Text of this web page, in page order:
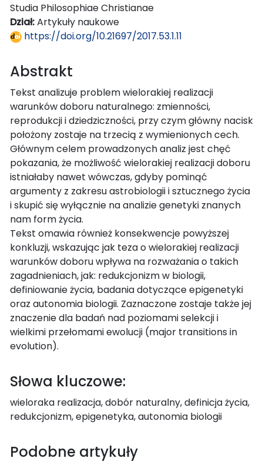
Studia Philosophiae Christianae
Dział:Artykuły naukowe
https://doi.org/10.21697/2017.53.1.11
Abstrakt
Tekst analizuje problem wielorakiej realizacji
warunków doboru naturalnego: zmienności,
reprodukcji i dziedziczności, przy czym główny nacisk
położony zostaje na trzecią z wymienionych cech.
Głównym celem prowadzonych analiz jest chęć
pokazania, że możliwość wielorakiej realizacji doboru
istniałaby nawet wówczas, gdyby pominąć
argumenty z zakresu astrobiologii i sztucznego życia
i skupić się wyłącznie na analizie genetyki znanych
nam form życia.
Tekst omawia również konsekwencje powyższej
konkluzji, wskazując jak teza o wielorakiej realizacji
warunków doboru wpływa na rozważania o takich
zagadnieniach, jak: redukcjonizm w biologii,
definiowanie życia, badania dotyczące epigenetyki
oraz autonomia biologii. Zaznaczone zostaje także jej
znaczenie dla badań nad poziomami selekcji i
wielkimi przełomami ewolucji (major transitions in
evolution).
Słowa kluczowe:
wieloraka realizacja, dobór naturalny, definicja życia,
redukcjonizm, epigenetyka, autonomia biologii
Podobne artykuły